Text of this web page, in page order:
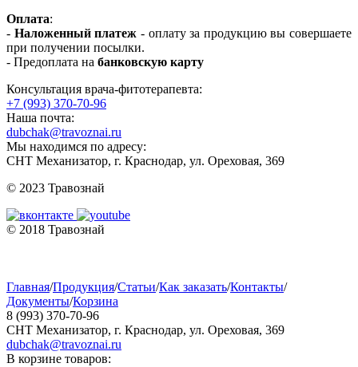
Оплата:
- Наложенный платеж - оплату за продукцию вы совершаете
при получении посылки.
- Предоплата на банковскую карту
Консультация врача-фитотерапевта:
+7 (993) 370-70-96
Наша почта:
dubchak@travoznai.ru
Мы находимся по адресу:
СНТ Механизатор, г. Краснодар, ул. Ореховая, 369
© 2023 Травознай
© 2018 Травознай
Главная/Продукция/Статьи/Как заказать/Контакты/
Документы/Корзина
8 (993) 370-70-96
СНТ Механизатор, г. Краснодар, ул. Ореховая, 369
dubchak@travoznai.ru
В корзине товаров: